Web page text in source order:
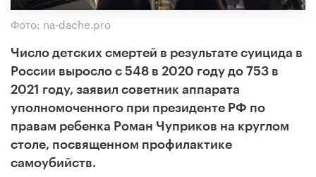
Фото: na-dache.pro
Число детских смертей в результате суицида в
России выросло с 548 в 2020 году до 753 в
2021 году, заявил советник аппарата
уполномоченного при президенте РФ по
правам ребенка Роман Чуприков на круглом
столе, посвященном профилактике
самоубийств.